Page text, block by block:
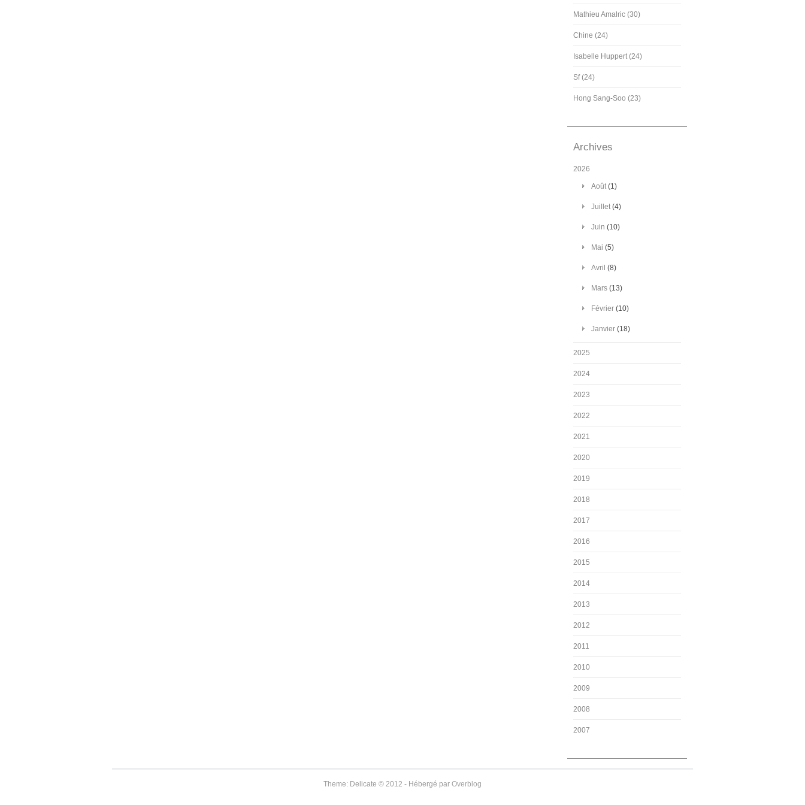
Mathieu Amalric (30)
Chine (24)
Isabelle Huppert (24)
Sf (24)
Hong Sang-Soo (23)
Archives
2026
Août(1)
Juillet(4)
Juin (10)
Mai (5)
Avril (8)
Mars (13)
Février (10)
Janvier (18)
2025
2024
2023
2022
2021
2020
2019
2018
2017
2016
2015
2014
2013
2012
2011
2010
2009
2008
2007
Theme: Delicate © 2012 - Hébergé par Overblog